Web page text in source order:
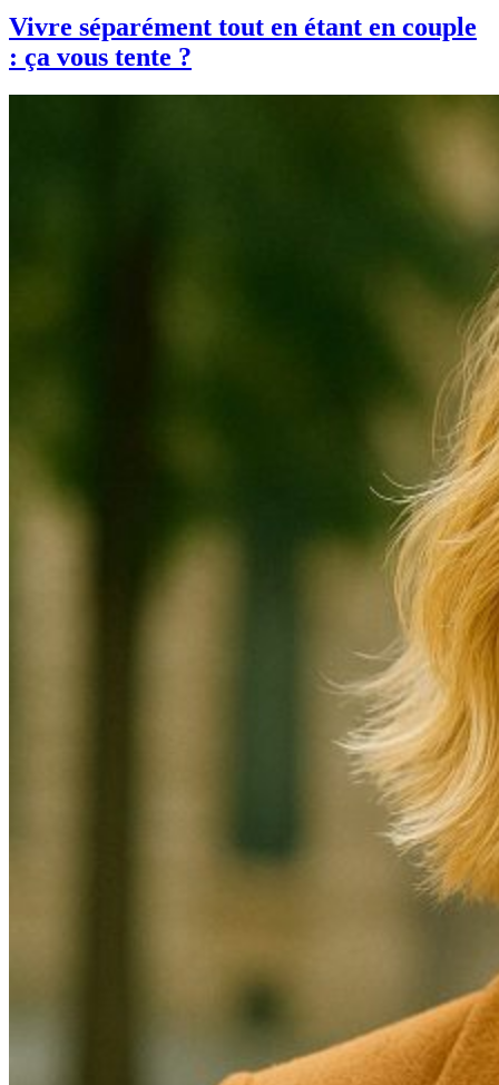
Vivre séparément tout en étant en couple
: ça vous tente ?